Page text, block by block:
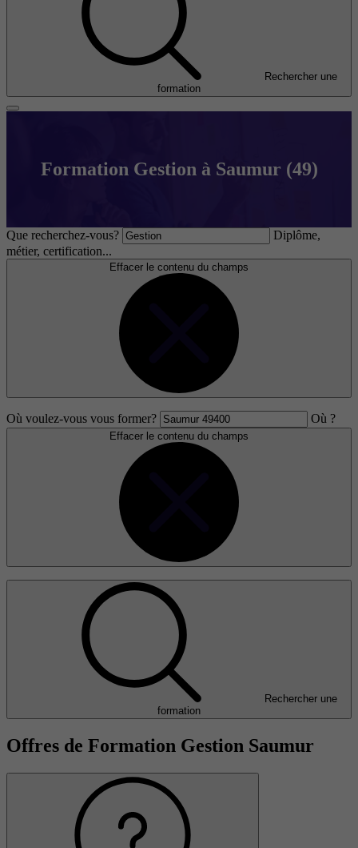
Rechercher une
formation
Formation Gestion à Saumur (49)
Que recherchez-vous?
Diplôme,
métier, certification...
Effacer le contenu du champs
Où voulez-vous vous former? Où ?
Effacer le contenu du champs
Rechercher une
formation
Offres de Formation Gestion Saumur